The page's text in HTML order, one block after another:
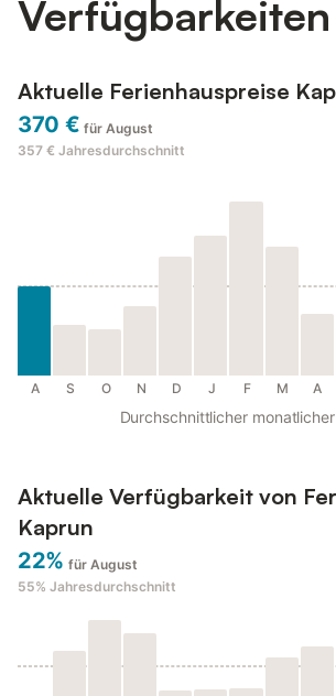
Verfügbarkeiten
Aktuelle Ferienhauspreise
370 € für August
357 € Jahresdurchschnitt
A S O N D J F M A
Durchschnittlicher
Aktuelle Verfügbarkeit von
Kaprun
22% für August
55% Jahresdurchschnitt